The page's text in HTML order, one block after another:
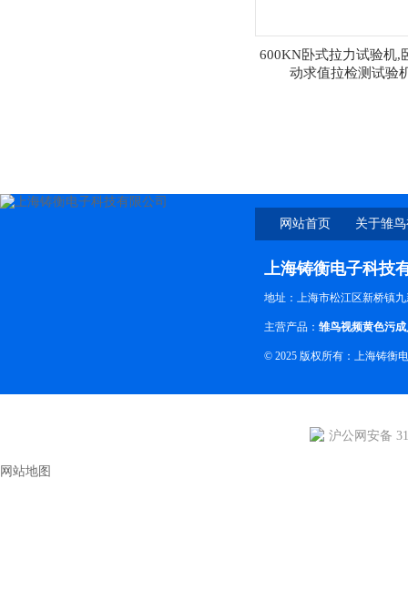
600KN卧式拉力试验机,
动求值拉检测试验
网站首页 关于雏
上海铸衡电子科技
地址：上海市松江区新桥镇
主营产品： 雏鸟视频黄色污
© 2025 版权所有：上海铸
沪公网安备
网站地图